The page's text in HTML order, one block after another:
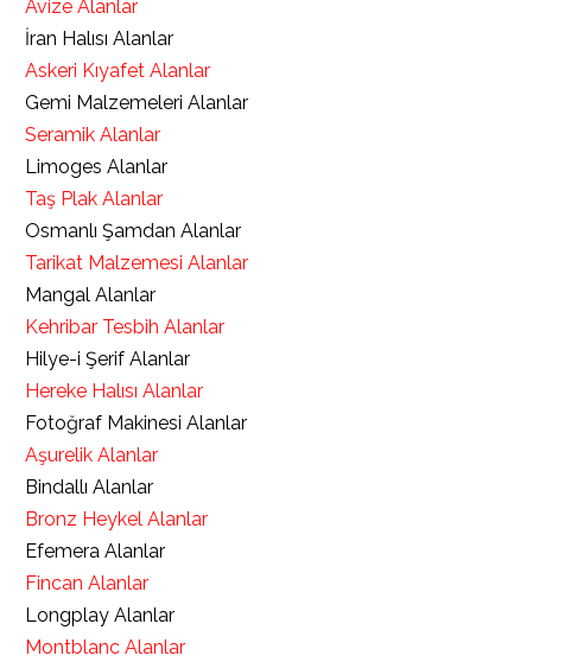
Avize Alanlar
İran Halısı Alanlar
Askeri Kıyafet Alanlar
Gemi Malzemeleri Alanlar
Seramik Alanlar
Limoges Alanlar
Taş Plak Alanlar
Osmanlı Şamdan Alanlar
Tarikat Malzemesi Alanlar
Mangal Alanlar
Kehribar Tesbih Alanlar
Hilye-i Şerif Alanlar
Hereke Halısı Alanlar
Fotoğraf Makinesi Alanlar
Aşurelik Alanlar
Bindallı Alanlar
Bronz Heykel Alanlar
Efemera Alanlar
Fincan Alanlar
Longplay Alanlar
Montblanc Alanlar